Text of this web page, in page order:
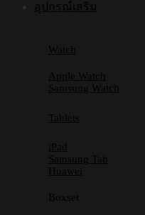
อุปกรณ์เสริม
Watch
Apple Watch
Samsung Watch
Tablets
iPad
Samsung Tab
Huawei
Boxset